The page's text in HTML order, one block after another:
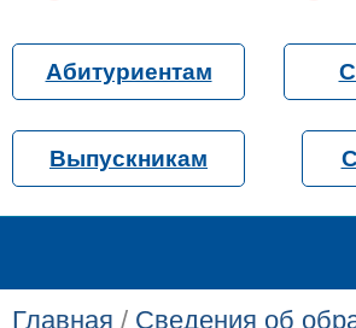
Абитуриентам
Выпускникам
Главная / Сведения об